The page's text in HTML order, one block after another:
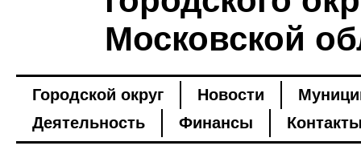
Московской
Городской округ Новости
Деятельность
Финансы